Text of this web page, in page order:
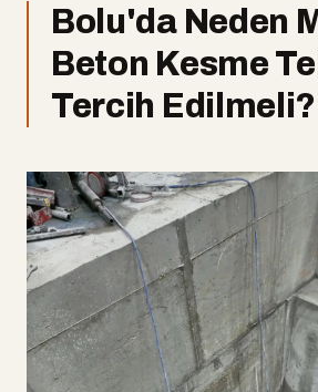
06
Bolu'da Doğru Beton Kesme
Seçilir?
İş Güvenliği ve Çevre
—
Bolu'da beton kesme işlemi
zarar verir mi?
— Kesim sırasında çok toz ve
Bolu'nun hangi ilçelerine
—
Betondaki demir donatı kesim
Bolu'da Neden
Beton Kesme
Tercih Edilmeli?